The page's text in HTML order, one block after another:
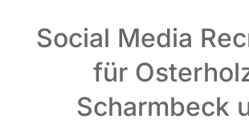
Social Media
für
Scharmbeck